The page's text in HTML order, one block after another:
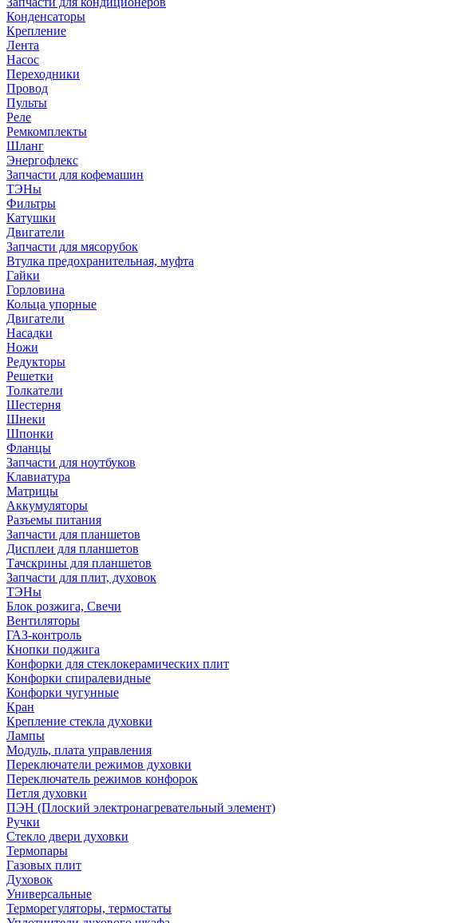
Конденсаторы
Крепление
Лента
Насос
Переходники
Провод
Пульты
Реле
Ремкомплекты
Шланг
Энергофлекс
Запчасти для кофемашин
ТЭНы
Фильтры
Катушки
Двигатели
Запчасти для мясорубок
Втулка предохранительная, муфта
Гайки
Горловина
Кольца упорные
Двигатели
Насадки
Ножи
Редукторы
Решетки
Толкатели
Шестерня
Шнеки
Шпонки
Фланцы
Запчасти для ноутбуков
Клавиатура
Матрицы
Аккумуляторы
Разъемы питания
Запчасти для планшетов
Дисплеи для планшетов
Тачскрины для планшетов
Запчасти для плит, духовок
ТЭНы
Блок розжига, Свечи
Вентиляторы
ГАЗ-контроль
Кнопки поджига
Конфорки для стеклокерамических плит
Конфорки спиралевидные
Конфорки чугунные
Кран
Крепление стекла духовки
Лампы
Модуль, плата управления
Переключатели режимов духовки
Переключатель режимов конфорок
Петля духовки
ПЭН (Плоский электронагревательный элемент)
Ручки
Стекло двери духовки
Термопары
Газовых плит
Духовок
Универсальные
Терморегуляторы, термостаты